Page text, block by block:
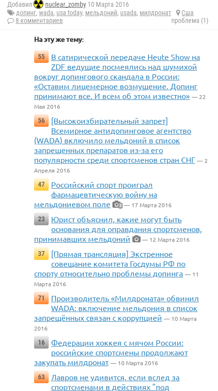
Добавил nuclear_zomby 10 Марта 2016
допинг, wada, usa today, мельдоний, usada, милдронат
Сша
8 комментариев
проблема (1)
На эту же тему:
55
В сатирической передаче Heute Show на
ZDF ведущие посмеялись над шумихой
вокруг допингового скандала в России:
«Оставим лицемерное возмущение. Допинг
принимают все. И всем об этом известно» — 22
Мая 2016
56
[Высокоизбирательный запрет]
Всемирное антидопинговое агентство
(WADA) включило мельдоний в список
запрещенных препаратов из-за его
популярности среди спортсменов стран СНГ — 2
Апреля 2016
47
Российский спорт проиграл
фармацевтическую войну на
мельдониевом поле
3 — 17 Марта 2016
23
Юрист объяснил, какие могут быть
основания для оправдания спортсменов,
принимавших мельдоний
— 12 Марта 2016
37
[Прямая трансляция] Экстренное
совещание комитета Госдумы РФ по
спорту относительно проблемы допинга — 11
Марта 2016
71
Производитель «Милдроната» обвинил
WADA: включение мельдония в список
запрещённых связан с коррупцией — 10 Марта
2016
16
Федерации хоккея с мячом России:
российские спортсмены продолжают
закупать милдронат — 10 Марта 2016
63
Лавров не удивится, если вслед за
спортсменами в действиях "под